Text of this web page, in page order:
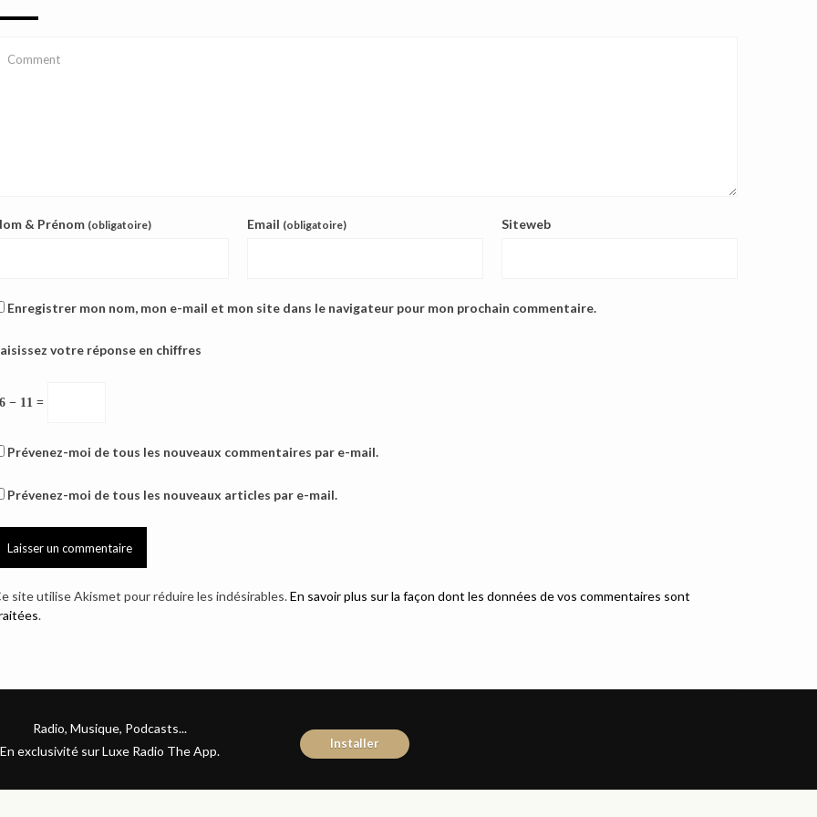
& Prénom (obligatoire) Email (obligatoire) Siteweb
Enregistrer mon nom, mon e-mail et mon site dans le navigateur pour mon prochain commentaire.
votre réponse en chiffres
− 11 =
Prévenez-moi de tous les nouveaux commentaires par e-mail.
Prévenez-moi de tous les nouveaux articles par e-mail.
site utilise Akismet pour réduire les indésirables.En savoir plus sur la façon dont les données de vos commentaires sont
.
Radio, Musique, Podcasts...
En exclusivité sur Luxe Radio The App.
Installer